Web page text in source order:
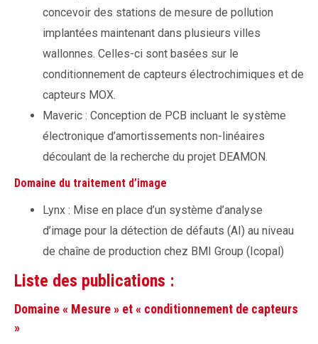
concevoir des stations de mesure de pollution
implantées maintenant dans plusieurs villes
wallonnes. Celles-ci sont basées sur le
conditionnement de capteurs électrochimiques et de
capteurs MOX.
Maveric : Conception de PCB incluant le système
électronique d’amortissements non-linéaires
découlant de la recherche du projet DEAMON.
Domaine du traitement d’image
Lynx : Mise en place d’un système d’analyse
d’image pour la détection de défauts (AI) au niveau
de chaîne de production chez BMI Group (Icopal)
Liste des publications :
Domaine « Mesure » et « conditionnement de capteurs
»